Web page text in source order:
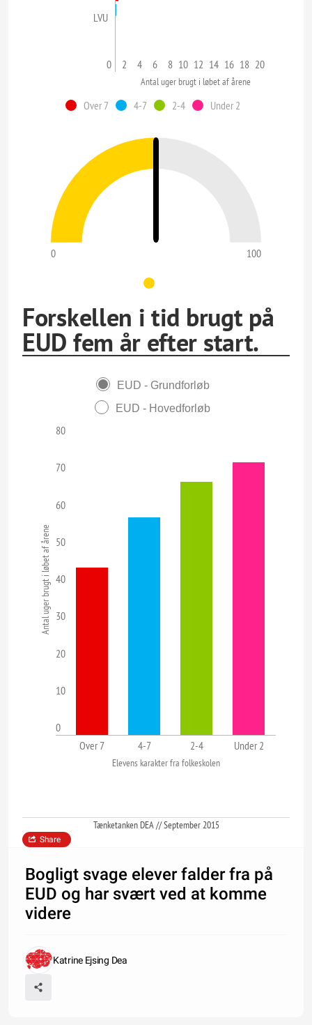
LVU
0 2 4 6 8 10 12 14 16 18 20
Antal uger brugt i løbet af årene
Over 7 4-7 2-4 Under 2
0 100
Forskellen i tid brugt på
EUD fem år efter start.
EUD - Grundforløb
EUD - Hovedforløb
80
70
60
50
40
30
20
10
0
Over 7
4-7 2-4 Under 2
Antal uger brugt i løbet af årene
Elevens karakter fra folkeskolen
Tænketanken DEA // September 2015
Share
Bogligt svage elever falder fra på
EUD og har svært ved at komme
videre
Katrine Ejsing Dea